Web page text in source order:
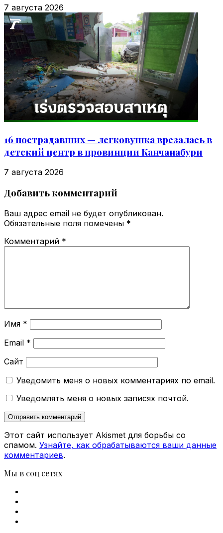
7 августа 2026
16 пострадавших — легковушка врезалась в
детский центр в провинции Канчанабури
7 августа 2026
Добавить комментарий
Ваш адрес email не будет опубликован.
Обязательные поля помечены *
Комментарий *
Имя *
Email *
Сайт
Уведомить меня о новых комментариях по email.
Уведомлять меня о новых записях почтой.
Этот сайт использует Akismet для борьбы со
спамом. Узнайте, как обрабатываются ваши данные
комментариев.
Мы в соц сетях